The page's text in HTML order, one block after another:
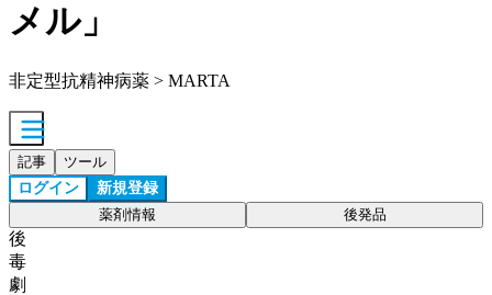
メル」
非定型抗精神病薬 > MARTA
記事 ツール
ログイン 新規登録
薬剤情報 後発品
後
毒
劇